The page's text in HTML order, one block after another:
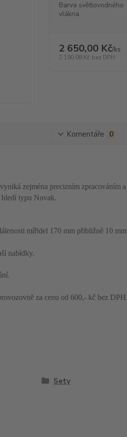
Barva světlovodného
vlákna
2 650,00 Kč/ks
2 190,08 Kč bez DPH
Komentáře 0
zejména precizním zpracováním
typu Novak.
mířidel 170 mm přibližně 10
nabídky.
za cenu od 600,- kč bez DPH.
Sety